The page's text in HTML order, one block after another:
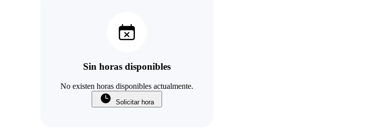
Sin horas disponibles
No existen horas disponibles actualmente.
Solicitar hora